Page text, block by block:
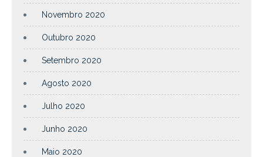
Novembro 2020
Outubro 2020
Setembro 2020
Agosto 2020
Julho 2020
Junho 2020
Maio 2020